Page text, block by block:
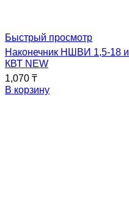
Быстрый просмотр
Наконечник НШВИ 1,5-18
КВТ NEW
1,070 ₸
В корзину